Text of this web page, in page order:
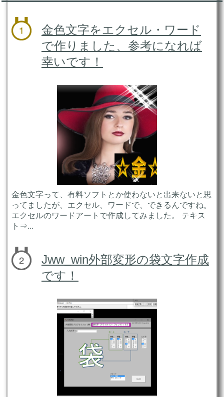
金色文字をエクセル・ワード
で作りました、参考になれば
幸いです！
金色文字って、有料ソフトとか使わないと出来ないと思
ってましたが、エクセル、ワードで、できるんですね。
エクセルのワードアートで作成してみました。 テキス
ト⇒...
Jww_win外部変形の袋文字作成
です！